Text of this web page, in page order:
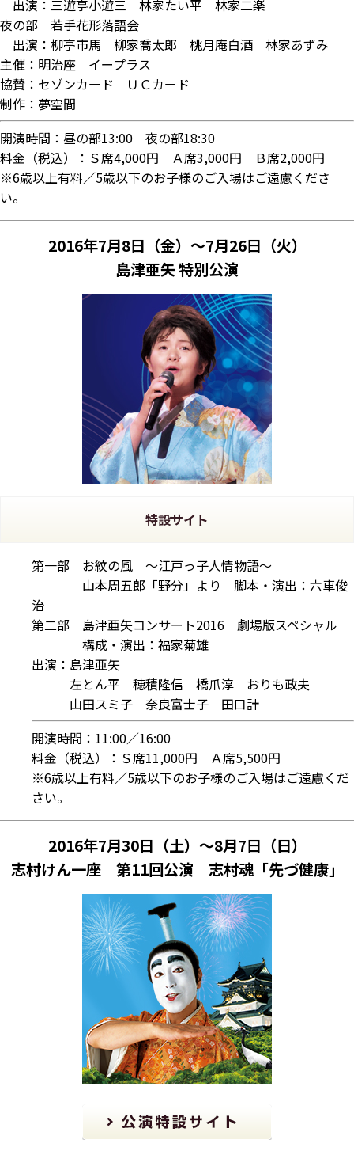
出演：三遊亭小遊三 林家たい平 林家二楽
夜の部 若手花形落語会
出演：柳亭市馬 柳家喬太郎 桃月庵白酒 林家あずみ
主催：明治座 イープラス
協賛：セゾンカード ＵＣカード
制作：夢空間
開演時間：昼の部13:00 夜の部18:30
料金（税込）：Ｓ席4,000円 Ａ席3,000円 Ｂ席2,000円
※6歳以上有料／5歳以下のお子様のご入場はご遠慮くださ
い。
2016年7月8日（金）～7月26日（火）
島津亜矢 特別公演
特設サイト
第一部 お紋の風 ～江戸っ子人情物語～
山本周五郎「野分」より 脚本・演出：六車俊
治
第二部 島津亜矢コンサート2016 劇場版スペシャル
構成・演出：福家菊雄
出演：島津亜矢
左とん平 穂積隆信 橋爪淳 おりも政夫
山田スミ子 奈良富士子 田口計
開演時間：11:00／16:00
料金（税込）：Ｓ席11,000円 Ａ席5,500円
※6歳以上有料／5歳以下のお子様のご入場はご遠慮くだ
さい。
2016年7月30日（土）～8月7日（日）
志村けん一座 第11回公演 志村魂「先づ健康」